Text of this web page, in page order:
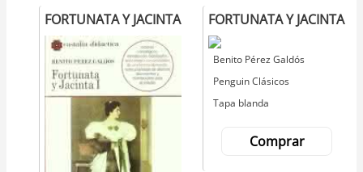
FORTUNATA Y JACINTA FORTUNATA Y JACINTA
Autor
Benito Pérez Galdós
Editorial
Penguin Clásicos
Tapa blanda
Comprar